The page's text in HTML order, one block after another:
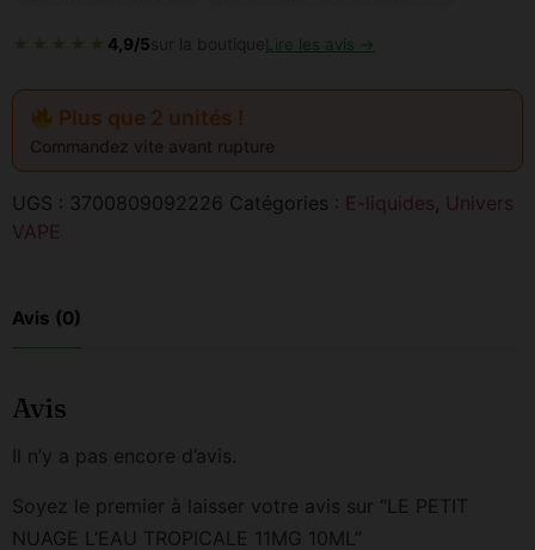
★★★★★ 4,9/5sur la boutiqueLire les avis →
Plus que 2 unités !
Commandez vite avant rupture
UGS : 3700809092226 Catégories : E-liquides, Univers
VAPE
Avis (0)
Avis
Il n’y a pas encore d’avis.
Soyez le premier à laisser votre avis sur “LE PETIT
NUAGE L’EAU TROPICALE 11MG 10ML”